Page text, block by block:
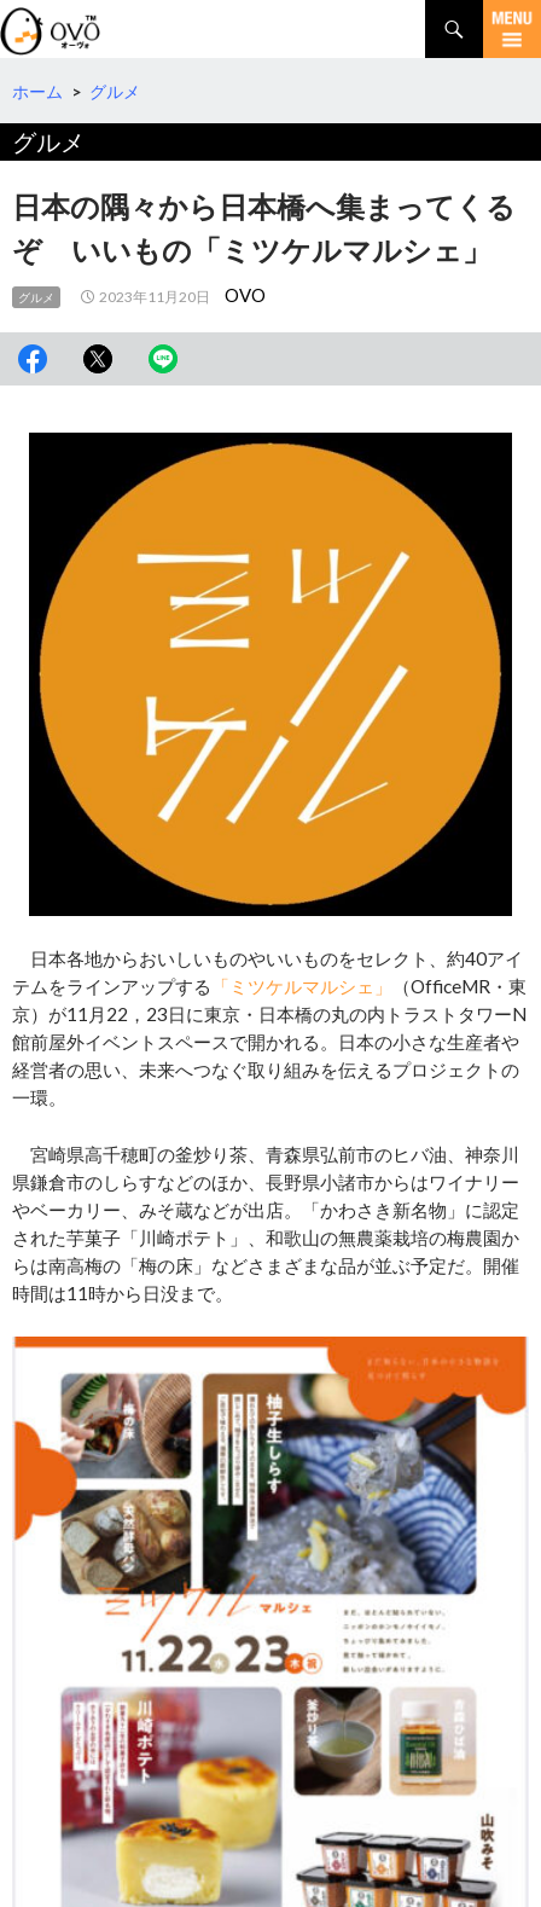
検
索
コ
テ
ツ
へ
ホーム > グルメ
グルメ
日本の隅々から日本橋へ集まってくる
ぞ いいもの「ミツケルマルシェ」
グルメ 2023年11月20日 OVO
日本各地からおいしいものやいいものをセレクト、約40アイ
テムをラインアップする
「ミツケルマルシェ」
（OfficeMR・東
京）が11月22，23日に東京・日本橋の丸の内トラストタワーN
館前屋外イベントスペースで開かれる。日本の小さな生産者や
経営者の思い、未来へつなぐ取り組みを伝えるプロジェクトの
一環。
宮崎県高千穂町の釜炒り茶、青森県弘前市のヒバ油、神奈川
県鎌倉市のしらすなどのほか、長野県小諸市からはワイナリー
やベーカリー、みそ蔵などが出店。「かわさき新名物」に認定
された芋菓子「川崎ポテト」、和歌山の無農薬栽培の梅農園か
らは南高梅の「梅の床」などさまざまな品が並ぶ予定だ。開催
時間は11時から日没まで。